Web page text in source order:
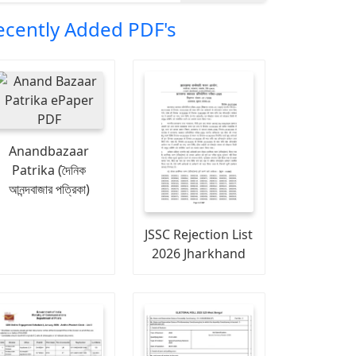
Added PDF's
Anandbazaar
Patrika (দৈনিক
আনন্দবাজার পত্রিকা)
JSSC Rejection List
2026 Jharkhand